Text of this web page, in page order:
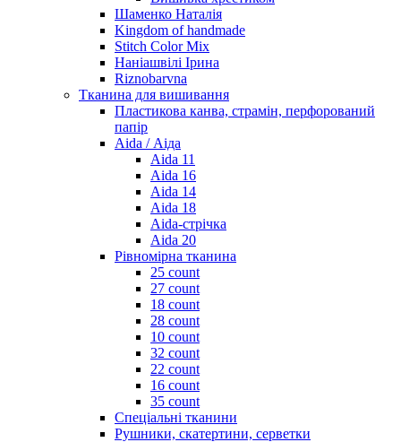
Шаменко Наталія
Kingdom of handmade
Stitch Color Mix
Наніашвілі Ірина
Riznobarvna
Тканина для вишивання
Пластикова канва, страмін, перфорований
папір
Aida / Аіда
Aida 11
Aida 16
Aida 14
Aida 18
Aida-стрічка
Aida 20
Рівномірна тканина
25 count
27 count
18 count
28 count
10 count
32 count
22 count
16 count
35 count
Спеціальні тканини
Рушники, скатертини, серветки